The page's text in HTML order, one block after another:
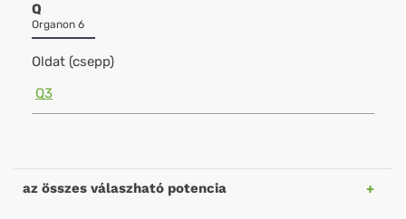
Q
Organon 6
Oldat (csepp)
Q3
az összes válaszható potencia